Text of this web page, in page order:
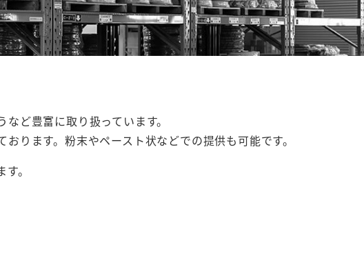
ど豊富に取り扱っています。
ります。粉末やペースト状などでの提供も可能です。
。